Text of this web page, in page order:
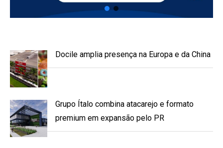
Docile amplia presença na Europa e da China
Grupo Ítalo combina atacarejo e formato
premium em expansão pelo PR